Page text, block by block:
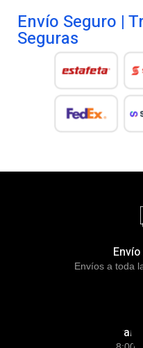
Envío Seguro |
Seguras
Envíos a toda